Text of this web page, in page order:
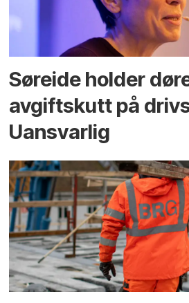
Søreide holder
avgiftskutt på
Uansvarlig